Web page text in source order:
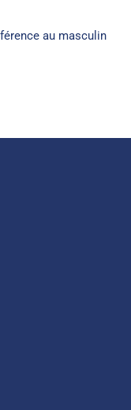
au masculin